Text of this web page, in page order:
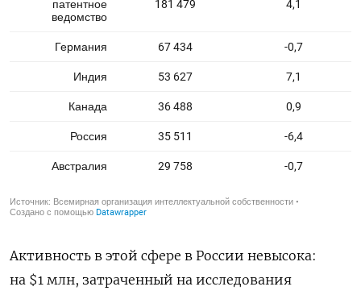
Активность в этой сфере в России невысока:
на $1 млн, затраченный на исследования